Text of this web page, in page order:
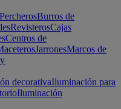
PercherosBurros de
RevisterosCajas
Centros de
JarronesMarcos de
decorativaIluminación para
Iluminación